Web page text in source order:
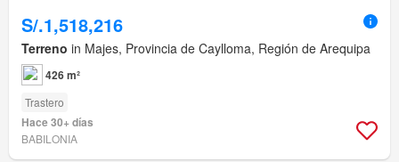
S/.1,518,216
Terreno in Majes, Provincia de Caylloma, Región de Arequipa
426 m²
Trastero
Hace 30+ días
BABILONIA